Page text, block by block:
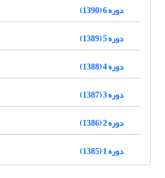
دوره 6 (1390)
دوره 5 (1389)
دوره 4 (1388)
دوره 3 (1387)
دوره 2 (1386)
دوره 1 (1385)